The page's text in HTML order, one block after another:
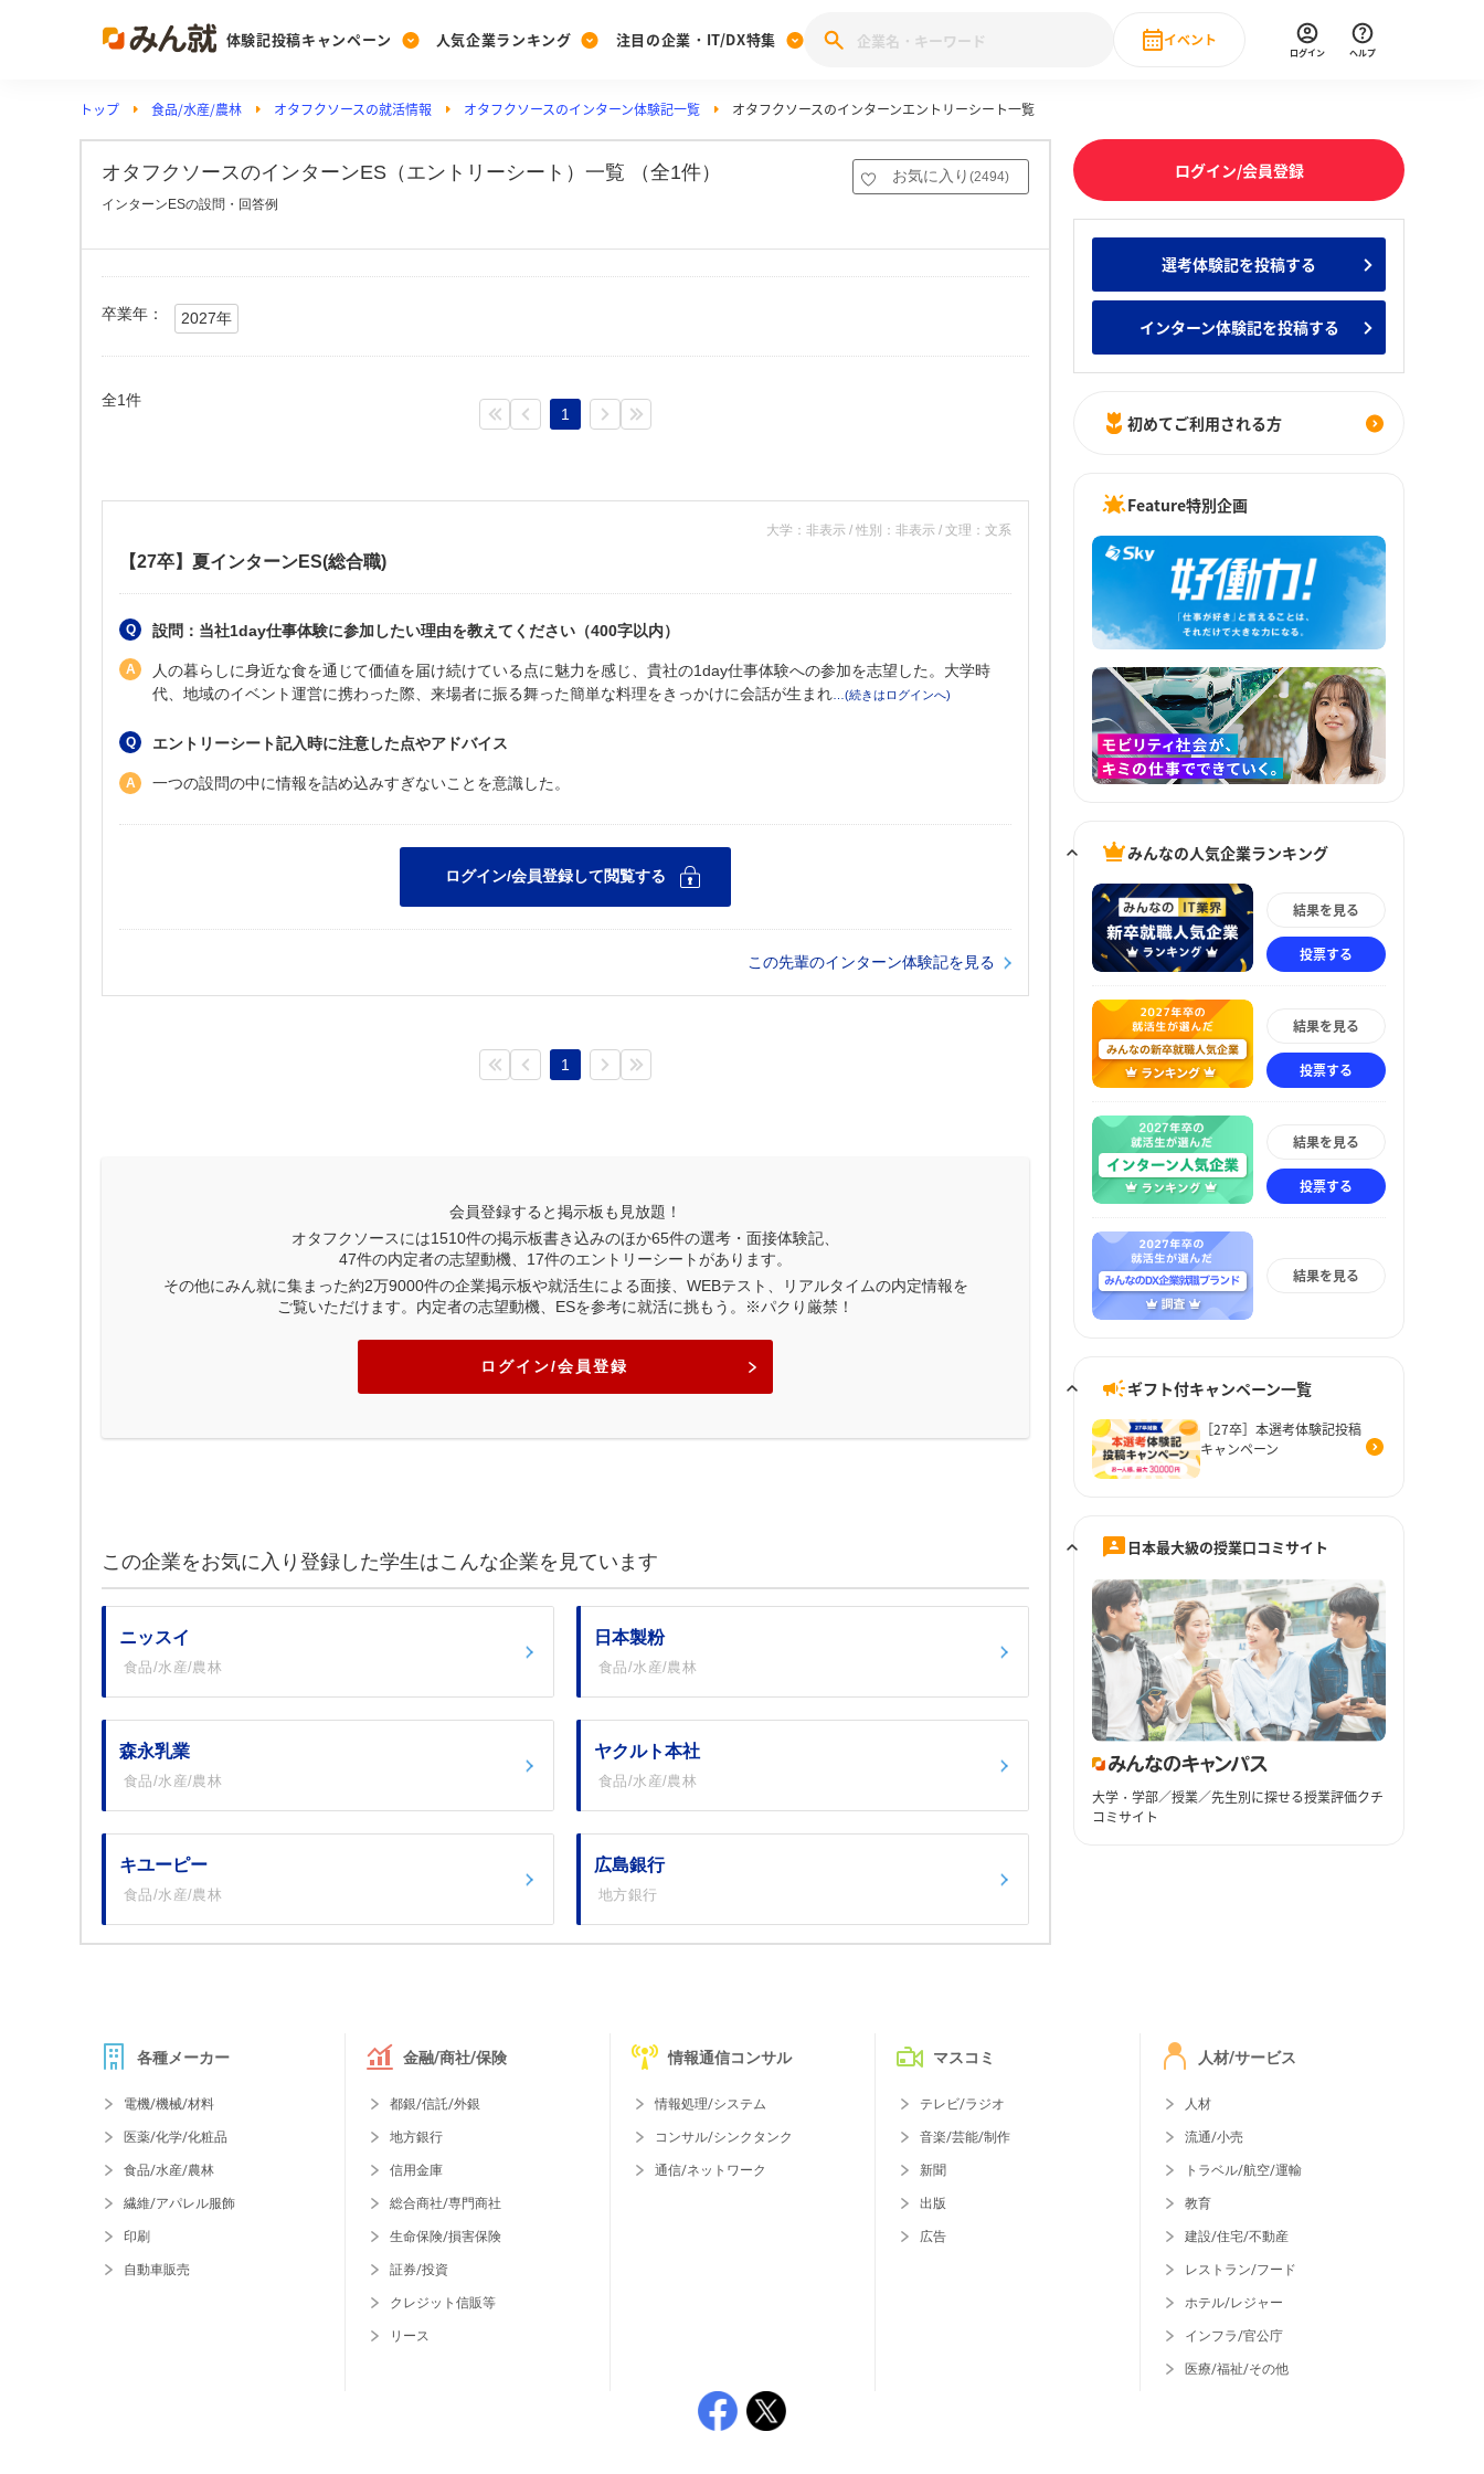
体験記投稿キャンペーン
Post
投稿する
[27卒] 本選考体験記投稿キャンペーン
人気企業ランキング
Ranking
ランキングを見る
みんなのDX企業就職ブランド調査
Vote みんなの新卒就職人気企業ランキング みんなのインターン人気企業ランキ
注目の企業・IT/DX特集
PickUp
注目の企業特集
28卒 IT・DX現場社員インタビュー
イベント
直近のイベント一覧
ログイン ヘルプ
トップ 食品/水産/農林 オタフクソースの就活情報 オタフクソースのインターン体験記一覧 オタフクソースのインターンエントリーシート一覧
オタフクソースのインターンES（エントリーシート）一覧 （全1件） お気に入り (2494)
インターンESの設問・回答例
卒業年： 2027年
全1件
1
大学：非表示 / 性別：非表示 / 文理：文系
【27卒】夏インターンES(総合職)
設問：当社1day仕事体験に参加したい理由を教えてください（400字以内）
人の暮らしに身近な食を通じて価値を届け続けている点に魅力を感じ、貴社の1day仕事体験への参加を志望した。大学時
代、地域のイベント運営に携わった際、来場者に振る舞った簡単な料理をきっかけに会話が生まれ
エントリーシート記入時に注意した点やアドバイス
一つの設問の中に情報を詰め込みすぎないことを意識した。
この先輩のインターン体験記を見る
1
会員登録すると掲示板も見放題！
オタフクソースには1510件の掲示板書き込みのほか65件の選考・面接体験記、
47件の内定者の志望動機、 17件のエントリーシートがあります。
その他にみん就に集まった約2万9000件の企業掲示板や就活生による面接、WEBテスト、リアルタイムの内定情報を
ご覧いただけます。内定者の志望動機、ESを参考に就活に挑もう。※パクり厳禁！
ログイン/会員登録
この企業をお気に入り登録した学生はこんな企業を見ています
ニッスイ
食品/水産/農林
日本製粉
食品/水産/農林
森永乳業
食品/水産/農林
ヤクルト本社
食品/水産/農林
キユーピー
食品/水産/農林
広島銀行
地方銀行
ログイン/会員登録
選考体験記を投稿する
インターン体験記を投稿する
初めてご利用される方
Feature特別企画
みんなの人気企業ランキング
結果を見る
投票する
結果を見る
投票する
結果を見る
投票する
結果を見る
ギフト付キャンペーン一覧
［27卒］本選考体験記投稿
キャンペーン
日本最大級の授業口コミサイト
大学・学部／授業／先生別に探せる授業評価クチ
コミサイト
各種メーカー
電機/機械/材料
医薬/化学/化粧品
食品/水産/農林
繊維/アパレル服飾
印刷
自動車販売
金融/商社/保険
都銀/信託/外銀
地方銀行
信用金庫
総合商社/専門商社
生命保険/損害保険
証券/投資
クレジット信販等
リース
情報通信コンサル
情報処理/システム
コンサル/シンクタンク
通信/ネットワーク
マスコミ
テレビ/ラジオ
音楽/芸能/制作
新聞
出版
広告
人材/サービス
人材
流通/小売
トラベル/航空/運輸
教育
建設/住宅/不動産
レストラン/フード
ホテル/レジャー
インフラ/官公庁
医療/福祉/その他